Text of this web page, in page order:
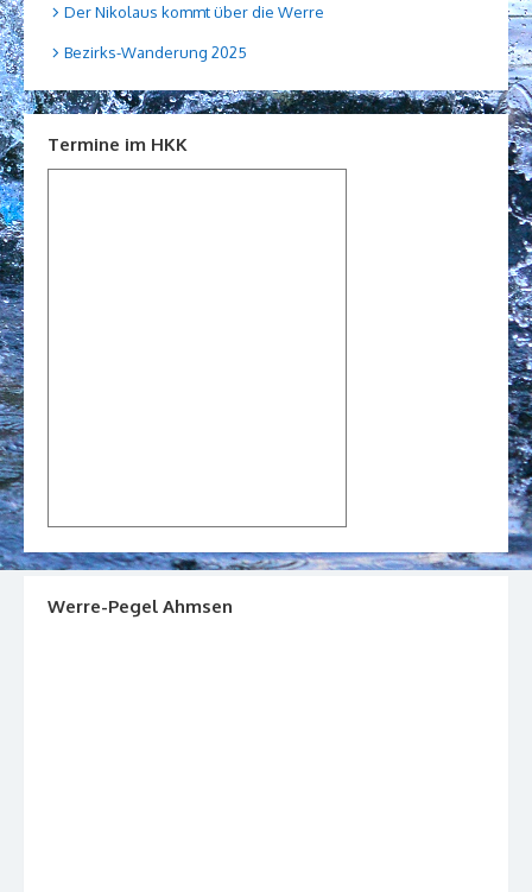
Der Nikolaus kommt über die Werre
Bezirks-Wanderung 2025
Termine im HKK
Werre-Pegel Ahmsen